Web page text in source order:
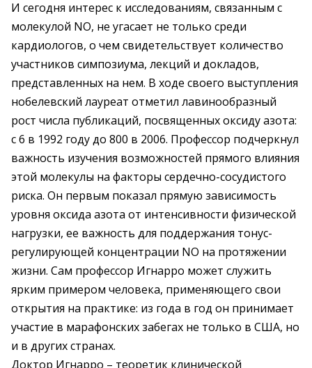
И сегодня интерес к исследованиям, связанным с
молекулой NO, не угасает не только среди
кардиологов, о чем свидетельствует количество
участников симпозиума, лекций и докладов,
представленных на нем. В ходе своего выступления
нобелевский лауреат отметил лавинообразный
рост числа публикаций, посвященных оксиду азота:
с 6 в 1992 году до 800 в 2006. Профессор подчеркнул
важность изучения возможностей прямого влияния
этой молекулы на факторы сердечно-сосудистого
риска. Он первым показал прямую зависимость
уровня оксида азота от интенсивности физической
нагрузки, ее важность для поддержания тонус-
регулирующей концентрации NO на протяжении
жизни. Сам профессор Игнарро может служить
ярким примером человека, применяющего свои
открытия на практике: из года в год он принимает
участие в марафонских забегах не только в США, но
и в других странах.
Доктор Игнарро – теоретик клинической